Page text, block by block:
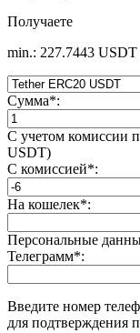
Получаете
min.: 227.7443 USDT
Сумма*:
С учетом комиссии
USDT)
С комиссией*:
На кошелек*:
Персональные
Телеграмм*:
Введите номер
для подтверждения